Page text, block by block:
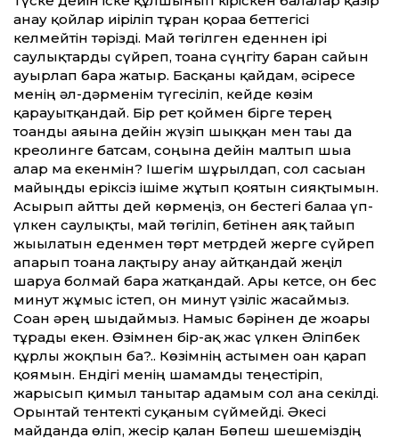
анау қойлар иіріліп тұрған қораға беттегісі
келмейтін тәрізді. Май төгілген еденнен ірі
саулықтарды сүйреп, тоғанға сүңгіту барған сайын
ауырлап бара жатыр. Басқаны қайдам, әсіресе
менің әл-дәрменім түгесіліп, кейде көзім
қарауытқандай. Бір рет қоймен бірге терең
тоғанды аяғына дейін жүзіп шыққан мен тағы да
креолинге батсам, соңына дейін малтып шыға
алар ма екенмін? Ішегім шұрылдап, сол сасыған
майыңды еріксіз ішіме жұтып қоятын сияқтымын.
Асырып айтты дей көрмеңіз, он бестегі балаға үп-
үлкен саулықты, май төгіліп, бетінен аяқ тайып
жығылатын еденмен төрт метрдей жерге сүйреп
апарып тоғанға лақтыру анау айтқандай жеңіл
шаруа болмай бара жатқандай. Ары кетсе, он бес
минут жұмыс істеп, он минут үзіліс жасаймыз.
Соған әрең шыдаймыз. Намыс бәрінен де жоғары
тұрады екен. Өзімнен бір-ақ жас үлкен Әліпбек
құрлы жоқпын ба?.. Көзімнің астымен оған қарап
қоямын. Ендігі менің шамамды теңестіріп,
жарысып қимыл танытар адамым сол ғана секілді.
Орынтай тентекті суқаным сүймейді. Әкесі
майданда өліп, жесір қалған Бөпеш шешеміздің